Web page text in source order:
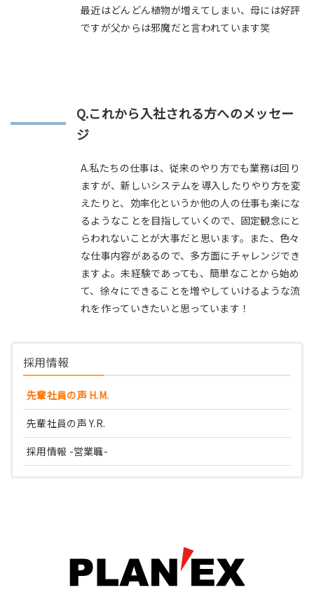
最近はどんどん植物が増えてしまい、母には好評
ですが父からは邪魔だと言われています笑
Q.これから入社される方へのメッセー
ジ
A.私たちの仕事は、従来のやり方でも業務は回り
ますが、新しいシステムを導入したりやり方を変
えたりと、効率化というか他の人の仕事も楽にな
るようなことを目指していくので、固定観念にと
らわれないことが大事だと思います。また、色々
な仕事内容があるので、多方面にチャレンジでき
ますよ。未経験であっても、簡単なことから始め
て、徐々にできることを増やしていけるような流
れを作っていきたいと思っています！
採用情報
先輩社員の声 H.M.
先輩社員の声 Y.R.
採用情報 -営業職-